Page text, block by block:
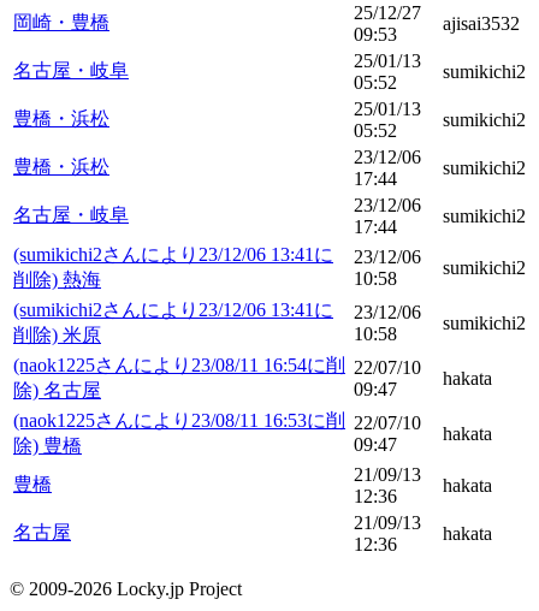
岡崎・豊橋
25/12/27
09:53
ajisai3532
名古屋・岐阜
25/01/13
05:52
sumikichi2
豊橋・浜松
25/01/13
05:52
sumikichi2
豊橋・浜松
23/12/06
17:44
sumikichi2
名古屋・岐阜
23/12/06
17:44
sumikichi2
(sumikichi2さんにより23/12/06 13:41に
削除) 熱海
23/12/06
10:58
sumikichi2
(sumikichi2さんにより23/12/06 13:41に
削除) 米原
23/12/06
10:58
sumikichi2
(naok1225さんにより23/08/11 16:54に削
除) 名古屋
22/07/10
09:47
hakata
(naok1225さんにより23/08/11 16:53に削
除) 豊橋
22/07/10
09:47
hakata
豊橋
21/09/13
12:36
hakata
名古屋
21/09/13
12:36
hakata
© 2009-2026 Locky.jp Project